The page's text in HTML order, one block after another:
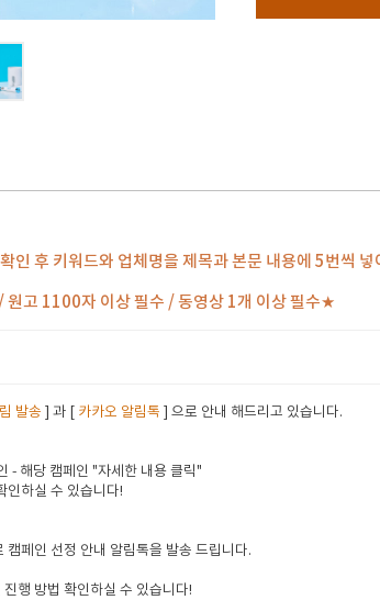
인 후 키워드와 업체명을 제목과 본문 내용에 5번씩 넣
원고 1100자 이상 필수 / 동영상 1개 이상 필수★
발송 ] 과 [ 카카오 알림톡 ] 으로 안내 해드리고 있습니다.
- 해당 캠페인 "자세한 내용 클릭"
인하실 수 있습니다!
캠페인 선정 안내 알림톡을 발송 드립니다.
행 방법 확인하실 수 있습니다!